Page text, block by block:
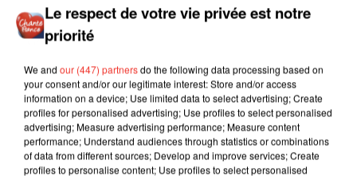
LES INTERVIEWS CHANTE
FRANCE
Voir plus
Le respect de votre vie privée est notre
priorité
We and our (447) partnersdo the following data processing based on
your consent and/or our legitimate interest: Store and/or access
information on a device; Use limited data to select advertising; Create
profiles for personalised advertising; Use profiles to select personalised
advertising; Measure advertising performance; Measure content
performance; Understand audiences through statistics or combinations
of data from different sources; Develop and improve services; Create
profiles to personalise content; Use profiles to select personalised